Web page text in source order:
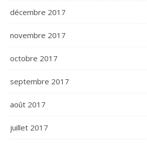
décembre 2017
novembre 2017
octobre 2017
septembre 2017
août 2017
juillet 2017